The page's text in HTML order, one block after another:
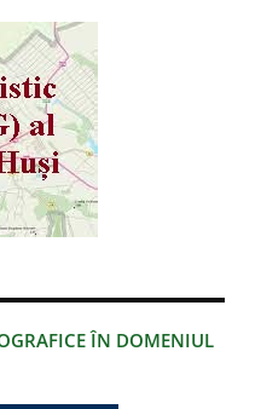
ÎN DOMENIUL